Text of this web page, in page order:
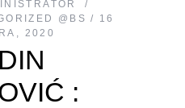
@BS
16
2020
: